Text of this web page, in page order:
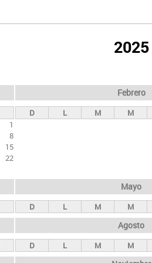
2025
1
8
15
22
Febrero
D L M M
Mayo
D L M M
Agosto
D L M M